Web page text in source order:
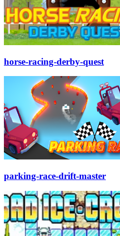
horse-racing-derby-quest
parking-race-drift-master